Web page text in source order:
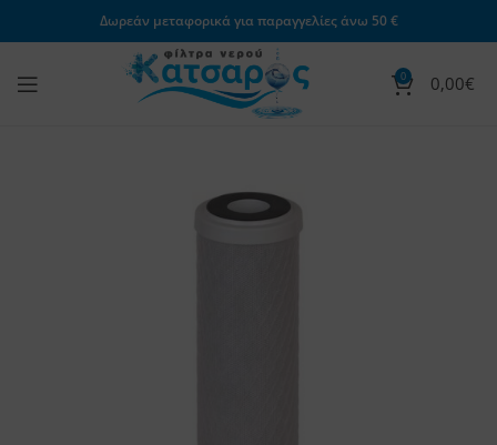
Δωρεάν μεταφορικά για παραγγελίες άνω 50 €
0 0,00€